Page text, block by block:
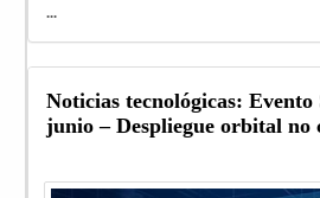
...
Noticias tecnológicas: Evento
junio – Despliegue orbital no